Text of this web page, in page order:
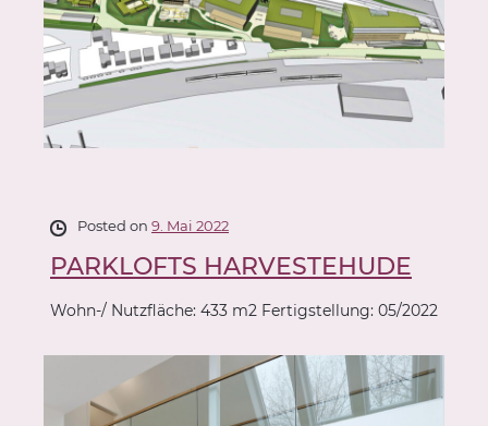
PARKLOFTS HARVESTEHUDE
Posted on 9. Mai 2022
Wohn-/ Nutzfläche: 433 m2 Fertigstellung: 05/2022